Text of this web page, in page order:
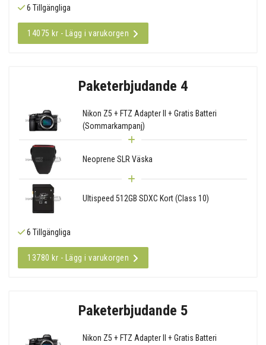
6 Tillgängliga
14075 kr - Lägg i varukorgen
Paketerbjudande 4
Nikon Z5 + FTZ Adapter II + Gratis Batteri
(Sommarkampanj)
Neoprene SLR Väska
Ultispeed 512GB SDXC Kort (Class 10)
6 Tillgängliga
13780 kr - Lägg i varukorgen
Paketerbjudande 5
Nikon Z5 + FTZ Adapter II + Gratis Batteri